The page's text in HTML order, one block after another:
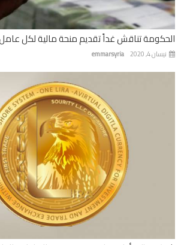
تناقش غداً تقديم منحة مالية لكل عامل
emmarsyria 4, 2020